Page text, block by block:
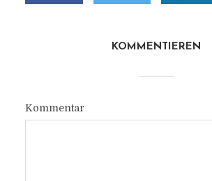
KOMMENTIEREN
Kommentar